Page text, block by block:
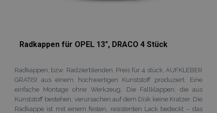
Radkappen für OPEL 13", DRACO 4 Stück
Radkappen, bzw. Radzierblenden, Preis für 4 stück, AUFKLEBER
GRATIS! aus einem hochwertigen Kunststoff produziert. Eine
einfache Montage ohne Werkzeug. Die Fallklappen, die aus
Kunststoff bestehen, verursachen auf dem Disk keine Kratzer. Die
Radkappe ist mit einem festen, resistenten Lack bedeckt – das